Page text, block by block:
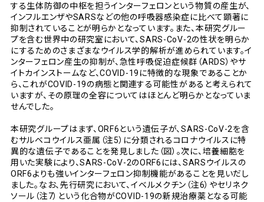
する生体防御の中枢を担うインターフェロンという物質の産生が、
インフルエンザやSARSなどの他の呼吸器感染症に比べて顕著に
抑制されていることが明らかとなっています。また、本研究グルー
プを含む世界中の研究室において、SARS-CoV-2の性状を明らか
にするためのさまざまなウイルス学的解析が進められています。イ
ンターフェロン産生の抑制が、急性呼吸促迫症候群（ARDS）やサ
イトカインストームなど、COVID-19に特徴的な現象であることか
ら、これがCOVID-19の病態と関連する可能性があると考えられて
いますが、その原理の全容についてはほとんど明らかとなっていま
せんでした。
本研究グループはまず、ORF6という遺伝子が、SARS-CoV-2を含
むサルベコウイルス亜属（注5）に分類されるコロナウイルスに特
異的な遺伝子であることを発見しました（図）。次に、培養細胞を
用いた実験により、SARS-CoV-2のORF6には、SARSウイルスの
ORF6よりも強いインターフェロン抑制機能があることを見いだし
ました。なお、先行研究において、イベルメクチン（注6）やセリネク
ソール（注7）という化合物がCOVID-19の新規治療薬となる可能